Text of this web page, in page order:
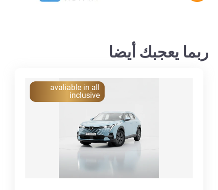
ربما يعجبك أيضا
avaliable in all
inclusive